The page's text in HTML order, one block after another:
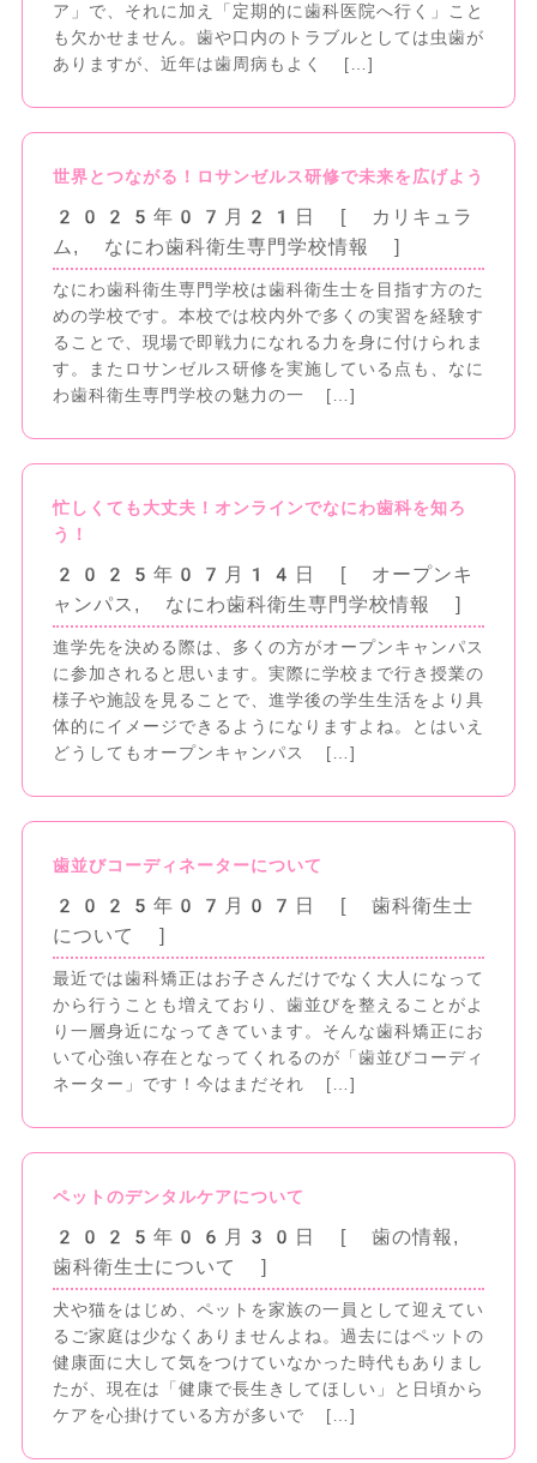
ア」で、それに加え「定期的に歯科医院へ行く」こと
も欠かせません。歯や口内のトラブルとしては虫歯が
ありますが、近年は歯周病もよく […]
世界とつながる！ロサンゼルス研修で未来を広げよう
2025年07月21日
[ カリキュラ
ム, なにわ歯科衛生専門学校情報 ]
なにわ歯科衛生専門学校は歯科衛生士を目指す方のた
めの学校です。本校では校内外で多くの実習を経験す
ることで、現場で即戦力になれる力を身に付けられま
す。またロサンゼルス研修を実施している点も、なに
わ歯科衛生専門学校の魅力の一 […]
忙しくても大丈夫！オンラインでなにわ歯科を知ろ
う！
2025年07月14日
[ オープンキ
ャンパス , なにわ歯科衛生専門学校情報 ]
進学先を決める際は、多くの方がオープンキャンパス
に参加されると思います。実際に学校まで行き授業の
様子や施設を見ることで、進学後の学生生活をより具
体的にイメージできるようになりますよね。とはいえ
どうしてもオープンキャンパス […]
歯並びコーディネーターについて
2025年07月07日
[ 歯科衛生士
について
]
最近では歯科矯正はお子さんだけでなく大人になって
から行うことも増えており、歯並びを整えることがよ
り一層身近になってきています。そんな歯科矯正にお
いて心強い存在となってくれるのが「歯並びコーディ
ネーター」です！今はまだそれ […]
ペットのデンタルケアについて
2025年06月30日 [ 歯の情報 ,
歯科衛生士について
]
犬や猫をはじめ、ペットを家族の一員として迎えてい
るご家庭は少なくありませんよね。過去にはペットの
健康面に大して気をつけていなかった時代もありまし
たが、現在は「健康で長生きしてほしい」と日頃から
ケアを心掛けている方が多いで […]